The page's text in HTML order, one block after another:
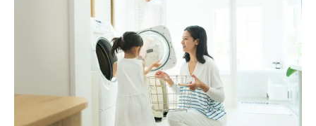
また、容量4～6Kgの洗濯機には、洗濯コースもさまざ
まなコースが搭載されています。汚れ具合や衣類の種類
によって洗い方を変えられるので、使い勝手が良いです